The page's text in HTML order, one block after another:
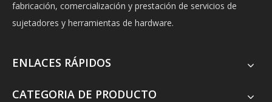
fabricación, comercialización y prestación de servicios de
sujetadores y herramientas de hardware.
ENLACES RÁPIDOS
CATEGORIA DE PRODUCTO